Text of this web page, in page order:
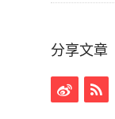
分享文章